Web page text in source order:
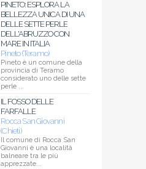
PINETO: ESPLORA LA
BELLEZZA UNICA DI UNA
DELLE SETTE PERLE
DELL'ABRUZZO CON
MARE IN ITALIA
Pineto (Teramo)
Pineto è un comune della
provincia di Teramo
considerato uno delle sette
perle ...
IL FOSSO DELLE
FARFALLE
Rocca San Giovanni
(Chieti)
Il comune di Rocca San
Giovanni è una località
balneare tra le più
apprezzate...